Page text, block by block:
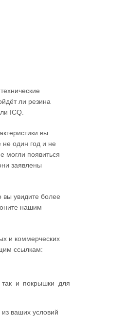
ли резина
ICQ.
вы
один год и не
могли появиться
заявлены
вы увидите более
нашим
и коммерческих
ссылкам:
и покрышки для
ваших условий